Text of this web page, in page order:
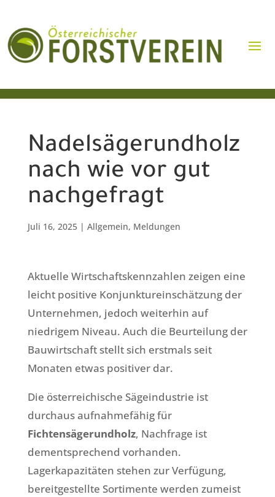
Nadelsägerundholz
nach wie vor gut
nachgefragt
Juli 16, 2025| Allgemein, Meldungen
Aktuelle Wirtschaftskennzahlen zeigen eine
leicht positive Konjunktureinschätzung der
Unternehmen, jedoch weiterhin auf
niedrigem Niveau. Auch die Beurteilung der
Bauwirtschaft stellt sich erstmals seit
Monaten etwas positiver dar.
Die österreichische Sägeindustrie ist
durchaus aufnahmefähig für
Fichtensägerundholz, Nachfrage ist
dementsprechend vorhanden.
Lagerkapazitäten stehen zur Verfügung,
bereitgestellte Sortimente werden zumeist